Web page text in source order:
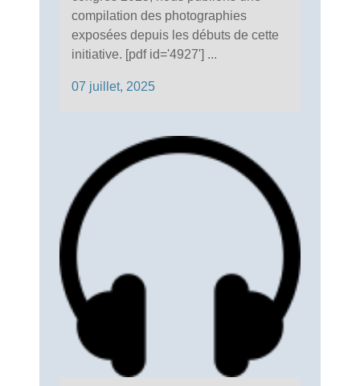
compilation des photographies
exposées depuis les débuts de cette
initiative. [pdf id='4927'] ...
07 juillet, 2025